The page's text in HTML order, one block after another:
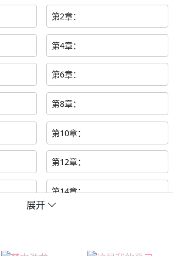
第2章：
第4章：
第6章：
第8章：
第10章：
第12章：
第14章：
展开